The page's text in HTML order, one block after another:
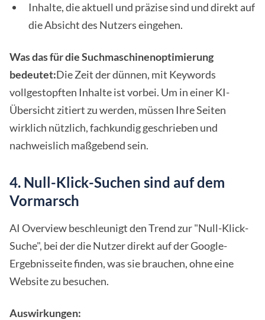
Inhalte, die aktuell und präzise sind und direkt auf
die Absicht des Nutzers eingehen.
Was das für die Suchmaschinenoptimierung
bedeutet:Die Zeit der dünnen, mit Keywords
vollgestopften Inhalte ist vorbei. Um in einer KI-
Übersicht zitiert zu werden, müssen Ihre Seiten
wirklich nützlich, fachkundig geschrieben und
nachweislich maßgebend sein.
4. Null-Klick-Suchen sind auf dem
Vormarsch
AI Overview beschleunigt den Trend zur "Null-Klick-
Suche", bei der die Nutzer direkt auf der Google-
Ergebnisseite finden, was sie brauchen, ohne eine
Website zu besuchen.
Auswirkungen: